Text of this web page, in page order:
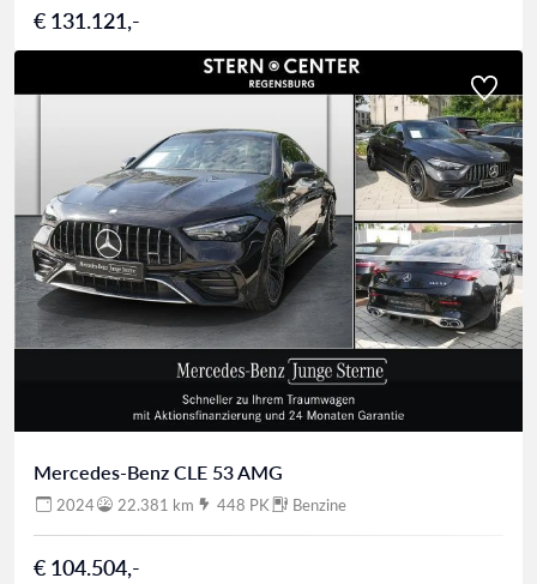
€ 131.121,-
Mercedes-Benz CLE 53 AMG
2024 22.381 km 448 PK Benzine
€ 104.504,-